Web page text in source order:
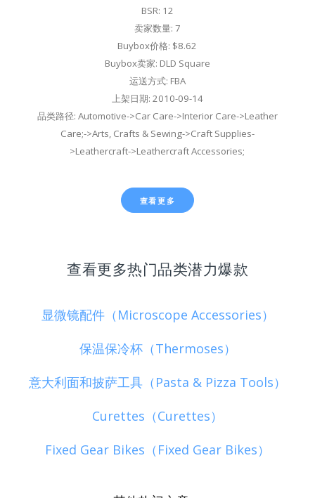
BSR: 12
卖家数量: 7
Buybox价格: $8.62
Buybox卖家: DLD Square
运送方式: FBA
上架日期: 2010-09-14
品类路径: Automotive->Car Care->Interior Care->Leather
Care;->Arts, Crafts & Sewing->Craft Supplies-
>Leathercraft->Leathercraft Accessories;
查看更多
查看更多热门品类潜力爆款
显微镜配件（Microscope Accessories）
保温保冷杯（Thermoses）
意大利面和披萨工具（Pasta & Pizza Tools）
Curettes（Curettes）
Fixed Gear Bikes（Fixed Gear Bikes）